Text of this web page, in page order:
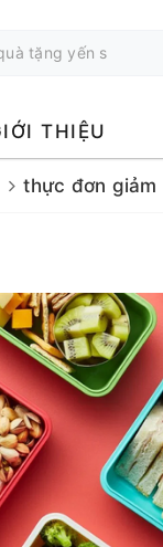
THIỆU
thực đơn giảm